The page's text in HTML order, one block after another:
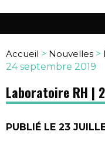
Accueil > Nouvelles >
24 septembre 2019
Laboratoire RH |
PUBLIÉ LE 23